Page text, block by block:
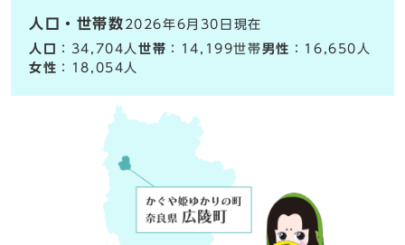
人口・世帯数 2026年6月30日現在
人口
：34,704人世帯 ：14,199世帯男性 ：16,650人
女性 ：18,054人